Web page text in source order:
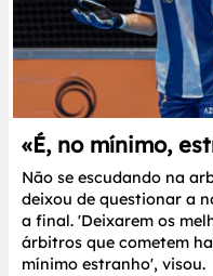
«É, no mínimo,
Não se escudando na
deixou de questionar a
a final. 'Deixarem os
árbitros que cometem
mínimo estranho', visou.